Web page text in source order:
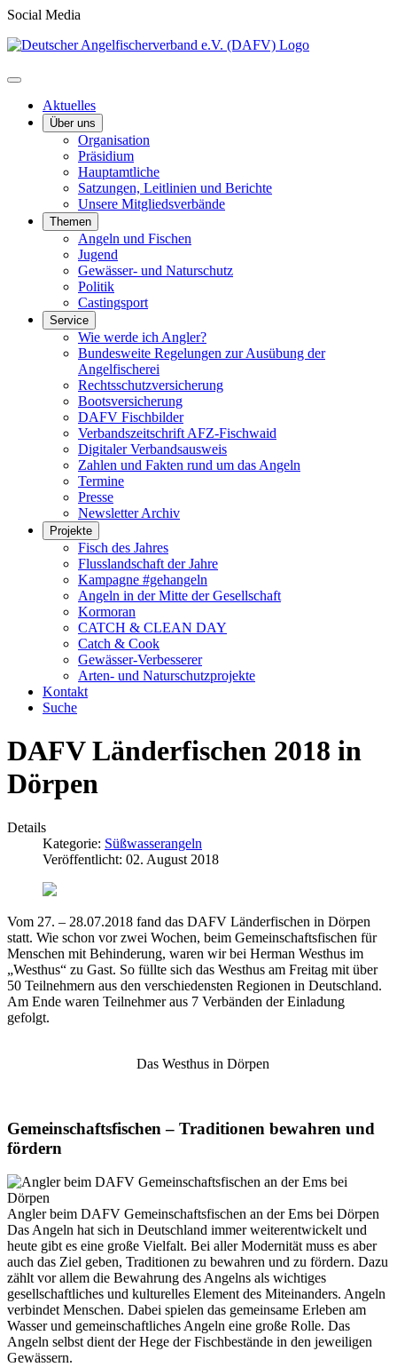
Social Media
Aktuelles
Über uns
Organisation
Präsidium
Hauptamtliche
Satzungen, Leitlinien und Berichte
Unsere Mitgliedsverbände
Themen
Angeln und Fischen
Jugend
Gewässer- und Naturschutz
Politik
Castingsport
Service
Wie werde ich Angler?
Bundesweite Regelungen zur Ausübung der
Angelfischerei
Rechtsschutzversicherung
Bootsversicherung
DAFV Fischbilder
Verbandszeitschrift AFZ-Fischwaid
Digitaler Verbandsausweis
Zahlen und Fakten rund um das Angeln
Termine
Presse
Newsletter Archiv
Projekte
Fisch des Jahres
Flusslandschaft der Jahre
Kampagne #gehangeln
Angeln in der Mitte der Gesellschaft
Kormoran
CATCH & CLEAN DAY
Catch & Cook
Gewässer-Verbesserer
Arten- und Naturschutzprojekte
Kontakt
Suche
DAFV Länderfischen 2018 in
Dörpen
Details
Kategorie: Süßwasserangeln
Veröffentlicht: 02. August 2018
Vom 27. – 28.07.2018 fand das DAFV Länderfischen in Dörpen
statt. Wie schon vor zwei Wochen, beim Gemeinschaftsfischen für
Menschen mit Behinderung, waren wir bei Herman Westhus im
„Westhus“ zu Gast. So füllte sich das Westhus am Freitag mit über
50 Teilnehmern aus den verschiedensten Regionen in Deutschland.
Am Ende waren Teilnehmer aus 7 Verbänden der Einladung
gefolgt.
Das Westhus in Dörpen
Gemeinschaftsfischen – Traditionen bewahren und
fördern
Angler beim DAFV Gemeinschaftsfischen an der Ems bei Dörpen
Das Angeln hat sich in Deutschland immer weiterentwickelt und
heute gibt es eine große Vielfalt. Bei aller Modernität muss es aber
auch das Ziel geben, Traditionen zu bewahren und zu fördern. Dazu
zählt vor allem die Bewahrung des Angelns als wichtiges
gesellschaftliches und kulturelles Element des Miteinanders. Angeln
verbindet Menschen. Dabei spielen das gemeinsame Erleben am
Wasser und gemeinschaftliches Angeln eine große Rolle. Das
Angeln selbst dient der Hege der Fischbestände in den jeweiligen
Gewässern.